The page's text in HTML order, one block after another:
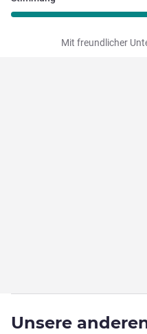
Mit freundlicher
Unsere